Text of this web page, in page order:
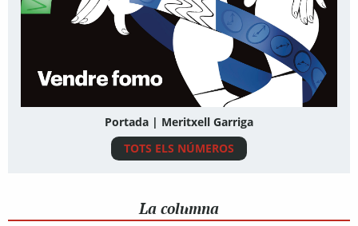
Portada | Meritxell Garriga
TOTS ELS NÚMEROS
La columna